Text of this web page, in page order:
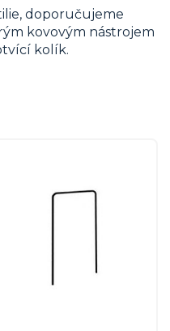
doporučujeme
kovovým nástrojem
kolík.